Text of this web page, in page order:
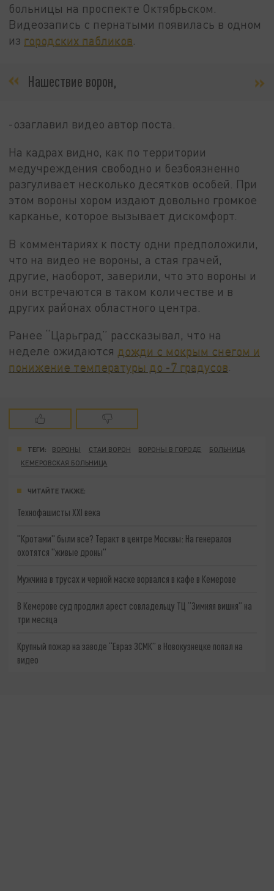
больницы на проспекте Октябрьском.
Видеозапись с пернатыми появилась в одном
из городских пабликов
Нашествие ворон,
-озаглавил видео автор поста.
На кадрах видно, как по территории
медучреждения свободно и безбоязненно
разгуливает несколько десятков особей. При
этом вороны хором издают довольно громкое
карканье, которое вызывает дискомфорт.
В комментариях к посту одни предположили,
что на видео не вороны, а стая грачей,
другие, наоборот, заверили, что это вороны и
они встречаются в таком количестве и в
других районах областного центра.
Ранее “Царьград” рассказывал, что на
неделе ожидаются дожди с мокрым снегом и
понижение температуры до -7 градусов
ТЕГИ: ВОРОНЫ СТАИ ВОРОН ВОРОНЫ В ГОРОДЕ
БОЛЬНИЦА
КЕМЕРОВСКАЯ БОЛЬНИЦА
ЧИТАЙТЕ ТАКЖЕ:
Технофашисты XXI века
"Кротами" были все? Теракт в центре Москвы: На генералов
охотятся "живые дроны"
Мужчина в трусах и черной маске ворвался в кафе в Кемерове
В Кемерове суд продлил арест совладельцу ТЦ “Зимняя вишня” на
три месяца
Крупный пожар на заводе “Евраз ЗСМК” в Новокузнецке попал на
видео